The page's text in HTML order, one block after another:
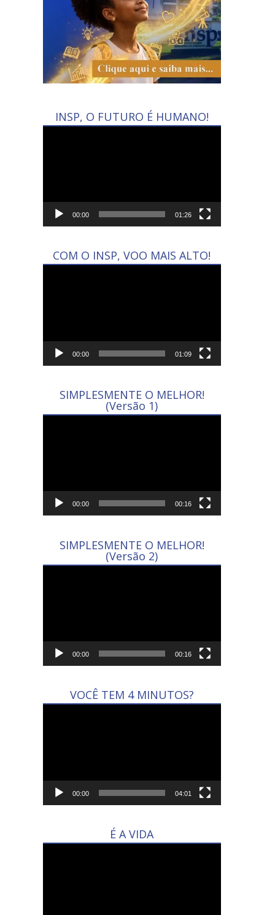
INSP, O FUTURO É HUMANO!
00:00 01:26
COM O INSP, VOO MAIS ALTO!
00:00 01:09
SIMPLESMENTE O MELHOR!
(Versão 1)
00:00 00:16
SIMPLESMENTE O MELHOR!
(Versão 2)
00:00 00:16
VOCÊ TEM 4 MINUTOS?
00:00 04:01
É A VIDA